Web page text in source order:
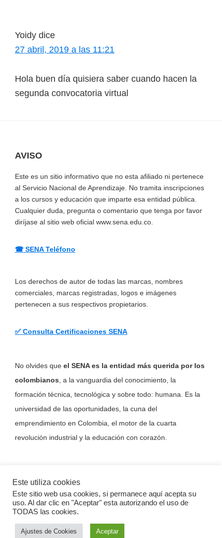
Yoidy dice
27 abril, 2019 a las 11:21
Hola buen día quisiera saber cuando hacen la
segunda convocatoria virtual
Footer
AVISO
Este es un sitio informativo que no esta afiliado ni pertenece
al Servicio Nacional de Aprendizaje. No tramita inscripciones
a los cursos y educación que imparte esa entidad pública.
Cualquier duda, pregunta o comentario que tenga por favor
diríjase al sitio web oficial www.sena.edu.co.
☎ SENA Teléfono
Los derechos de autor de todas las marcas, nombres
comerciales, marcas registradas, logos e imágenes
pertenecen a sus respectivos propietarios.
✅ Consulta Certificaciones SENA
No olvides que el SENA es la entidad más querida por los
colombianos , a la vanguardia del conocimiento, la
formación técnica, tecnológica y sobre todo: humana. Es la
universidad de las oportunidades, la cuna del
emprendimiento en Colombia, el motor de la cuarta
revolución industrial y la educación con corazón.
Copyright © 2026 · Inscripcionessena.com ·Política de Privacidad
Política de Cookies ·Aviso Legal
Este utiliza cookies
Este sitio web usa cookies, si permanece aquí acepta su
uso. Al dar clic en "Aceptar" esta autorizando el uso de
TODAS las cookies.
Ajustes de Cookies Aceptar